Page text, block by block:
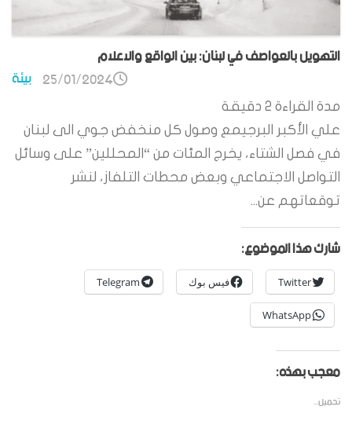
التهويل بالعواصف في لبنان: بين الواقع والاعلام
بيئة 25/01/2024
مدة القراءة 2 دقيقة
علي الأكبر البرجيمع وصول كل منخفض جوي الى لبنان
في فصل الشتاء، يخرج المئات من “المحللين” على وسائل
التواصل الاجتماعي وبعض محطات التلفاز، لنشر
توقعاتهم عن...
شارك هذا الموضوع:
Twitter فيس بوك Telegram
WhatsApp
معجب بهذه:
تحميل...